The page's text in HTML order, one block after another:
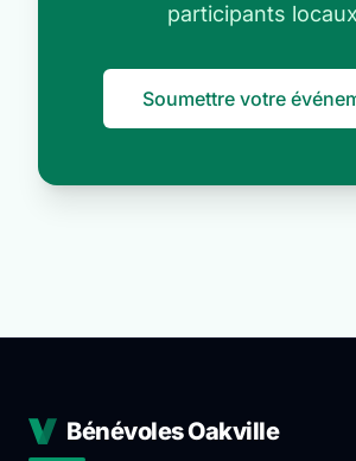
participants
Soumettre votre
Bénévoles Oakville